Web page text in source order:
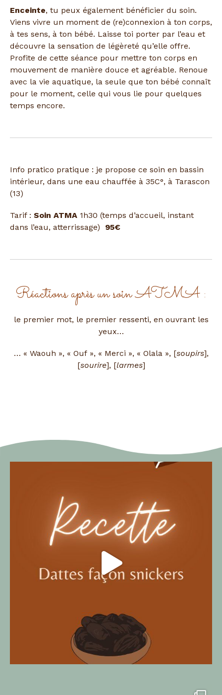
Enceinte, tu peux également bénéficier du soin.
Viens vivre un moment de (re)connexion à ton corps,
à tes sens, à ton bébé. Laisse toi porter par l’eau et
découvre la sensation de légèreté qu’elle offre.
Profite de cette séance pour mettre ton corps en
mouvement de manière douce et agréable. Renoue
avec la vie aquatique, la seule que ton bébé connaît
pour le moment, celle qui vous lie pour quelques
temps encore.
Info pratico pratique : je propose ce soin en bassin
intérieur, dans une eau chauffée à 35C°, à Tarascon
(13)
Tarif : Soin ATMA 1h30 (temps d’accueil, instant
dans l’eau, atterrissage) 95€
Réactions après un soin ATMA :
le premier mot, le premier ressenti, en ouvrant les
yeux…
… « Waouh », « Ouf », « Merci », « Olala », [soupirs],
[sourire], [larmes]